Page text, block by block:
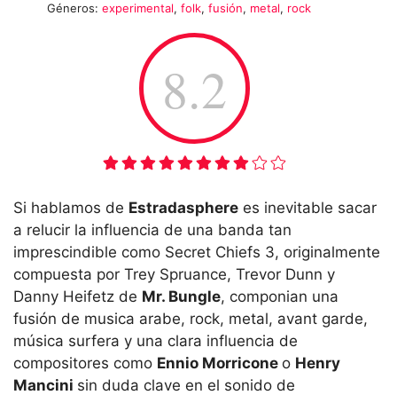
Géneros: experimental, folk, fusión, metal, rock
8.2
Si hablamos de Estradasphere es inevitable sacar
a relucir la influencia de una banda tan
imprescindible como Secret Chiefs 3, originalmente
compuesta por Trey Spruance, Trevor Dunn y
Danny Heifetz de Mr. Bungle, componian una
fusión de musica arabe, rock, metal, avant garde,
música surfera y una clara influencia de
compositores como Ennio Morricone o Henry
Mancini sin duda clave en el sonido de